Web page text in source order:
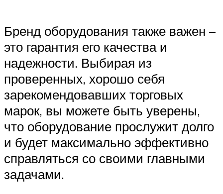
Бренд оборудования также важен –
это гарантия его качества и
надежности. Выбирая из
проверенных, хорошо себя
зарекомендовавших торговых
марок, вы можете быть уверены,
что оборудование прослужит долго
и будет максимально эффективно
справляться со своими главными
задачами.